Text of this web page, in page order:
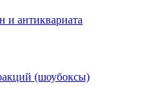
и антиквариата
(шоубоксы)